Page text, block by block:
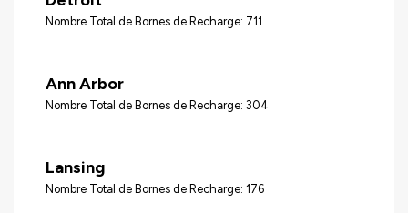
Nombre Total de Bornes de Recharge: 711
Ann Arbor
Nombre Total de Bornes de Recharge: 304
Lansing
Nombre Total de Bornes de Recharge: 176